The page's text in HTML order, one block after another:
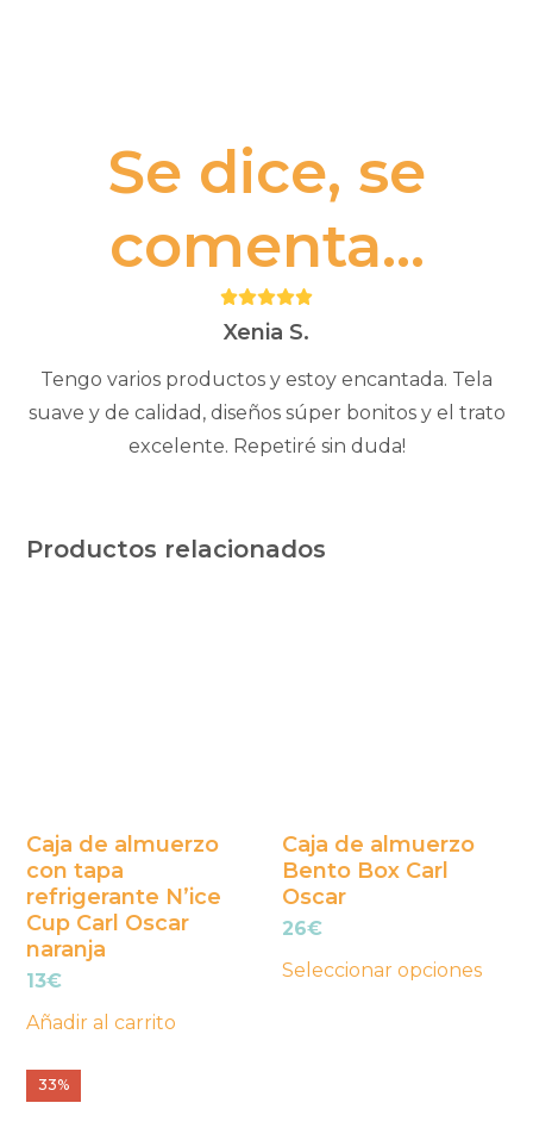
Se dice, se
comenta...
Puntuación:
5Xenia S.
Tengo varios productos y estoy encantada. Tela
suave y de calidad, diseños súper bonitos y el trato
excelente. Repetiré sin duda!
Productos relacionados
Caja de almuerzo
con tapa
refrigerante N’ice
Cup Carl Oscar
naranja
13€
Añadir al carrito
Caja de almuerzo
Bento Box Carl
Oscar
26€
Seleccionar opciones
se
pueden
elegir
en
la
33%